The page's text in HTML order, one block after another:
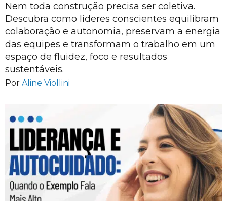
Nem toda construção precisa ser coletiva.
Descubra como líderes conscientes equilibram
colaboração e autonomia, preservam a energia
das equipes e transformam o trabalho em um
espaço de fluidez, foco e resultados
sustentáveis.
Por Aline Viollini